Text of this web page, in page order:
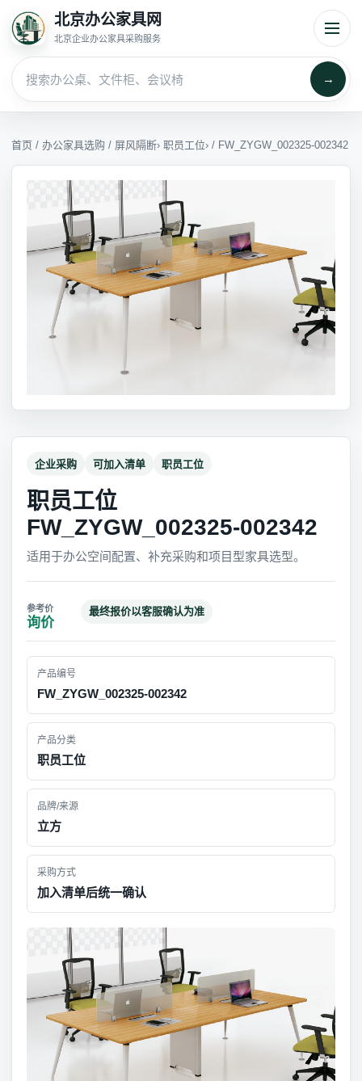
北京办公家具网
北京企业办公家具采购服务
→
首页 / 办公家具选购 / 屏风隔断› 职员工位› / FW_ZYGW_002325-002342
企业采购 可加入清单 职员工位
职员工位
FW_ZYGW_002325-002342
适用于办公空间配置、补充采购和项目型家具选型。
询价
最终报价以客服确认为准
产品编号
FW_ZYGW_002325-002342
产品分类
职员工位
品牌/来源
立方
采购方式
加入清单后统一确认